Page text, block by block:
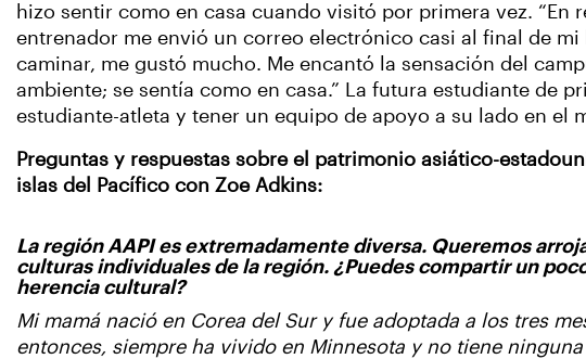
hizo sentir como en casa cuando visitó por primera vez. “En
entrenador me envió un correo electrónico casi al final de
caminar, me gustó mucho. Me encantó la sensación del
ambiente; se sentía como en casa.” La futura estudiante de
estudiante-atleta y tener un equipo de apoyo a su lado en el
Preguntas y respuestas sobre el patrimonio asiático-
islas del Pacífico con Zoe Adkins:
La región AAPI es extremadamente diversa. Queremos
culturas individuales de la región. ¿Puedes compartir un
herencia cultural?
Mi mamá nació en Corea del Sur y fue adoptada a los tres
entonces, siempre ha vivido en Minnesota y no tiene